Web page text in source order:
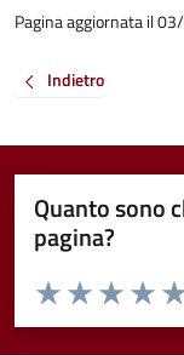
Pagina aggiornata il
Indietro
Quanto sono
pagina?
Valuta da 1 a 5 stelle
Valuta 3
Valuta 2
Valuta 1 stelle su